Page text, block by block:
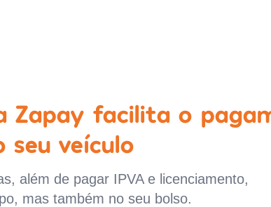
Zapay facilita o
seu veículo
além de pagar IPVA e licenciamento,
mas também no seu bolso.